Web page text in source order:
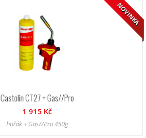
NOVINKA
Castolin CT27 + Gas//Pro
1 915 Kč
hořák + Gas//Pro 450g